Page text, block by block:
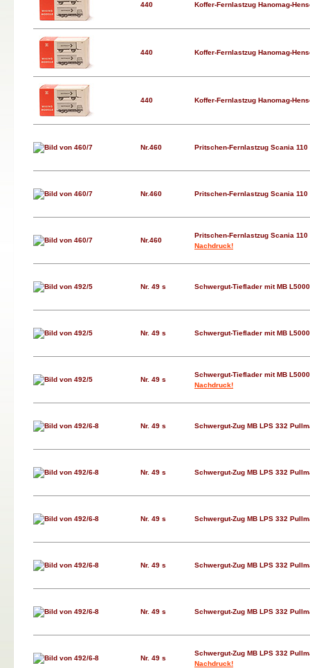
440 Koffer-Fernlastzug Hanomag-
440 Koffer-Fernlastzug Hanomag-
440 Koffer-Fernlastzug Hanomag-
Nr.460 Pritschen-Fernlastzug Scania
Nr.460 Pritschen-Fernlastzug Scania
Nr.460
Pritschen-Fernlastzug Scania
Nachdruck!
Nr. 49 s Schwergut-Tieflader mit MB
Nr. 49 s Schwergut-Tieflader mit MB
Nr. 49 s
Schwergut-Tieflader mit MB
Nachdruck!
Nr. 49 s Schwergut-Zug MB LPS 332
Nr. 49 s Schwergut-Zug MB LPS 332
Nr. 49 s Schwergut-Zug MB LPS 332
Nr. 49 s Schwergut-Zug MB LPS 332
Nr. 49 s Schwergut-Zug MB LPS 332
Nr. 49 s
Schwergut-Zug MB LPS 332
Nachdruck!